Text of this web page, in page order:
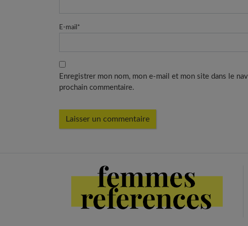
E-mail *
Enregistrer mon nom, mon e-mail et mon site dans le
prochain commentaire.